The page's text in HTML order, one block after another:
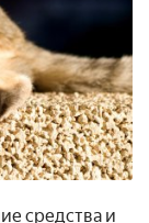
средства и